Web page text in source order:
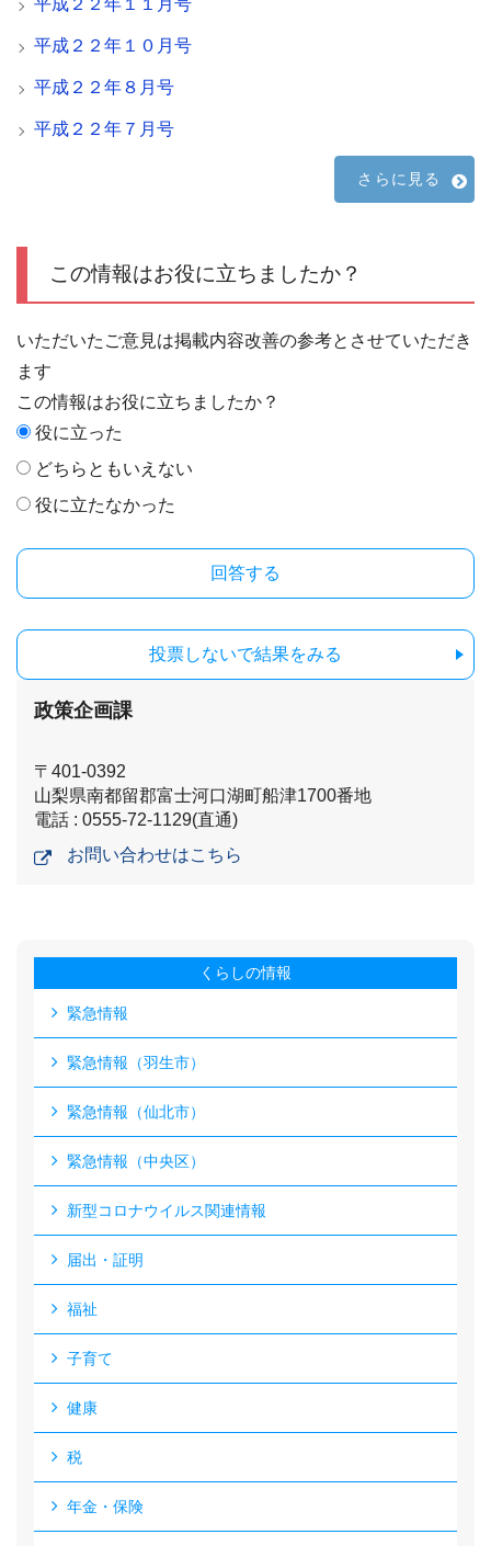
平成２２年１１月号
平成２２年１０月号
平成２２年８月号
平成２２年７月号
さらに見る
この情報はお役に立ちましたか？
いただいたご意見は掲載内容改善の参考とさせていただき
ます
この情報はお役に立ちましたか？
役に立った
どちらともいえない
役に立たなかった
投票しないで結果をみる
政策企画課
〒401-0392
山梨県南都留郡富士河口湖町船津1700番地
電話 : 0555-72-1129(直通)
お問い合わせはこちら
くらしの情報
緊急情報
緊急情報（羽生市）
緊急情報（仙北市）
緊急情報（中央区）
新型コロナウイルス関連情報
届出・証明
福祉
子育て
健康
税
年金・保険